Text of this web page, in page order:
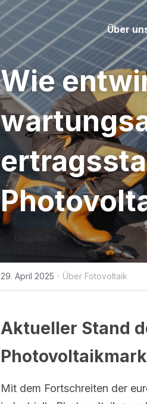
Über
Wie
29. April 2025 · Über Fotovoltaik
Aktueller Stand
Mit dem Fortschreiten der